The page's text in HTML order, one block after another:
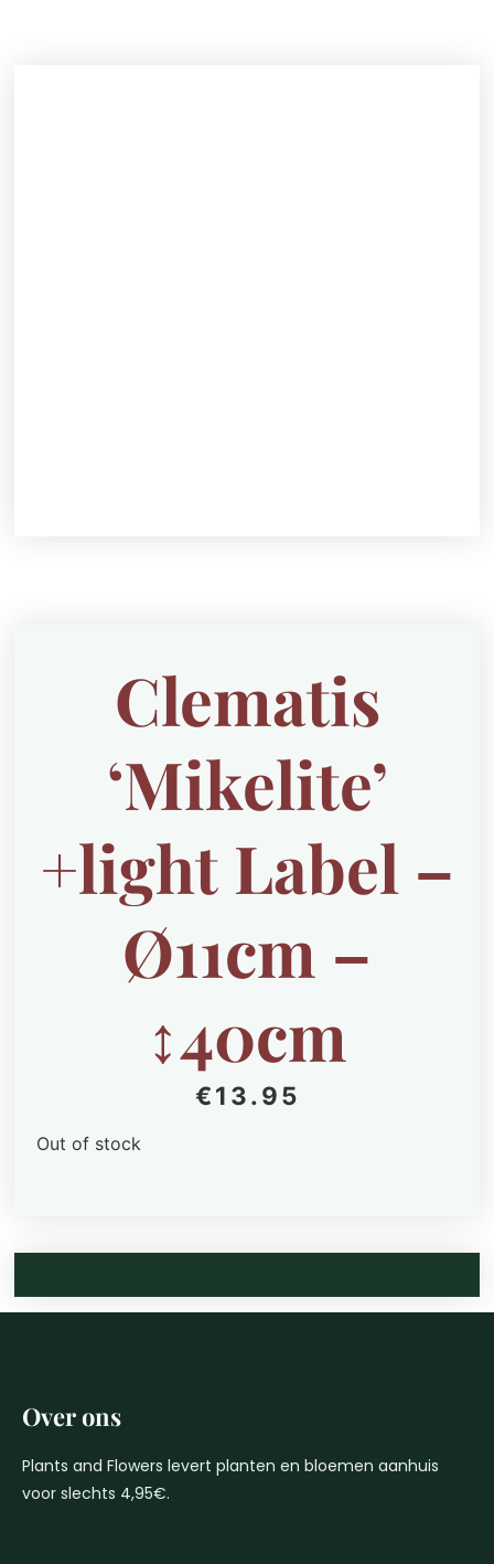
Clematis
‘Mikelite’
+light Label –
Ø11cm –
↕40cm
€13.95
Out of stock
Over ons
Plants and Flowers levert planten en bloemen aanhuis
voor slechts 4,95€.